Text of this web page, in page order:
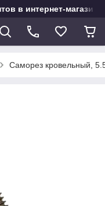
в интернет-магазине
Саморез кровельный,